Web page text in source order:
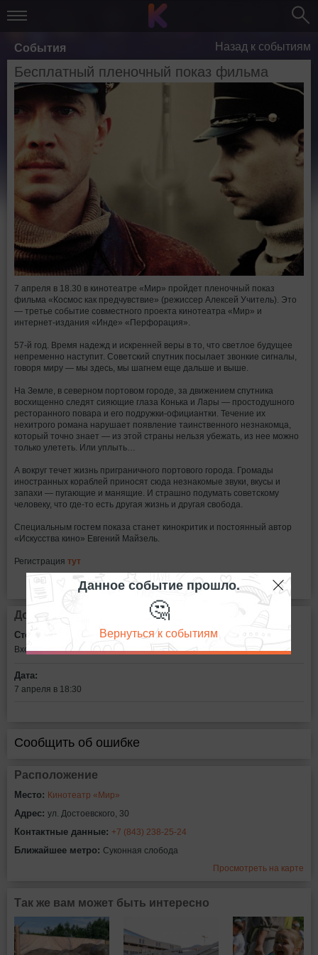
События Назад к событиям
Бесплатный пленочный показ фильма
7 апреля в 18.30 в кинотеатре «Мир» пройдет пленочный показ
фильма «Космос как предчувствие» (режиссер Алексей Учитель). Это
— третье событие совместного проекта кинотеатра «Мир» и
интернет-издания «Инде» «Перфорация».
57-й год. Время надежд и искренней веры в то, что светлое будущее
непременно наступит. Советский спутник посылает звонкие сигналы,
говоря миру — мы здесь, мы шагнем еще дальше и выше.
На Земле, в северном портовом городе, за движением спутника
восхищенно следят сияющие глаза Конька и Лары — простодушного
ресторанного повара и его подружки-официантки. Течение их
нехитрого романа нарушает появление таинственного незнакомца,
который точно знает — из этой страны нельзя убежать, из нее можно
только улететь. Или уплыть…
А вокруг течет жизнь приграничного портового города. Громады
иностранных кораблей приносят сюда незнакомые звуки, вкусы и
запахи — пугающие и манящие. И страшно подумать советскому
человеку, что где-то есть другая жизнь и другая свобода.
Специальным гостем показа станет кинокритик и постоянный автор
«Искусства кино» Евгений Майзель.
Регистрация тут
Дополнительная информация
Стоимость билетов:
Вход свободный
Дата:
7 апреля в 18:30
Сообщить об ошибке
Расположение
Место: Кинотеатр «Мир»
Адрес: ул. Достоевского, 30
Контактные данные: +7 (843) 238-25-24
Ближайшее метро: Суконная слобода
Просмотреть на карте
Так же вам может быть интересно
Данное событие прошло.
🤔
Вернуться к событиям